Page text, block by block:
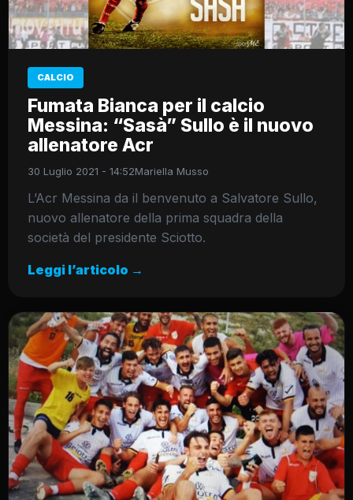
CALCIO
Fumata Bianca per il calcio
Messina: “Sasà” Sullo è il nuovo
allenatore Acr
30 Luglio 2021 - 14:52Mariella Musso
L’Acr Messina da il benvenuto a Salvatore Sullo,
nuovo allenatore della prima squadra della
società del presidente Sciotto.
Leggi l’articolo →